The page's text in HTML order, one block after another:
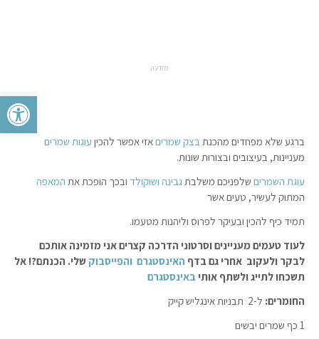
פתח
מודעה
ברגע שלא מפחדים מהכנת בצק שמריםאזי אפשר להכין עוגות שמרים
מעניינות, בעיצובים ובצורות שונות.
עוגת השמרים שלפניכם משלבתגבינה ושוקולד ובכך הופכת את המאפה
המתוק לעשיר, טעים אשר
תמיד כיף להכין ובעיקר לפרוס וליהנות מטעמו.
לעוד טעמים מעניינים וסרטוני הדרכה קצרים אני מזמינה אותכם
לבקר ולעקוב אחרי גם בדף האינסטגרם והפייסבוק שלי. הכנתם?! אל
תשכחו לתייג ולשתף אותי באינסטגרם
החומרים: ל-2 תבניות אינגליש קייק
1 כף שמרים יבשים